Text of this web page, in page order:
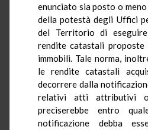
enunciato sia posto o meno
della potestà degli Uffici
del Territorio di
rendite catastali
immobili. Tale norma,
le rendite catastali
decorrere dalla
relativi atti attributivi
preciserebbe entro
notificazione debba